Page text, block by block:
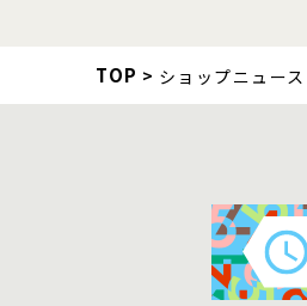
TOP ショップニュース